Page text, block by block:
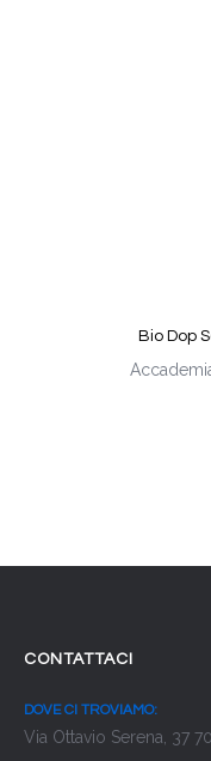
Bio Dop
CONTATTACI
DOVE CI TROVIAMO:
Via Ottavio Serena, 37